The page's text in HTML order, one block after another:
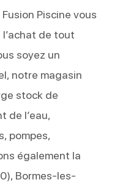
Piscine vous
de tout
soyez un
notre magasin
stock de
de l’eau,
pompes,
également la
Bormes-les-